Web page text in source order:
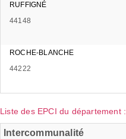
RUFFIGNÉ
44148
ROCHE-BLANCHE
44222
Liste des EPCI du département :
Intercommunalité